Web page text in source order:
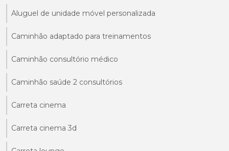
Aluguel de unidade móvel personalizada
Caminhão adaptado para treinamentos
Caminhão consultório médico
Caminhão saúde 2 consultórios
Carreta cinema
Carreta cinema 3d